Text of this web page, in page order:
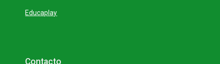
Educaplay
Bloques
Contacto